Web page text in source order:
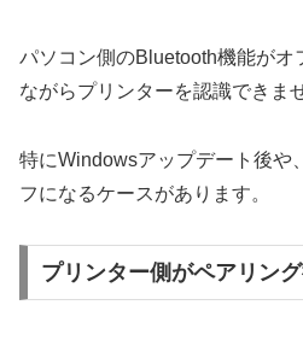
パソコン側のBluetooth機能がオ
ながらプリンターを認識できま
特にWindowsアップデート後や
フになるケースがあります。
プリンター側がペアリン